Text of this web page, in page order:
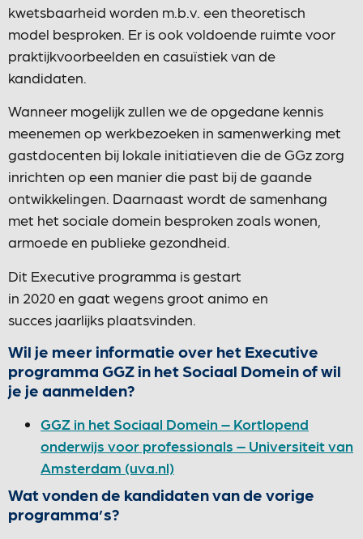
kwetsbaarheid worden m.b.v. een theoretisch
model besproken. Er is ook voldoende ruimte voor
praktijkvoorbeelden en casuïstiek van de
kandidaten.
Wanneer mogelijk zullen we de opgedane kennis
meenemen op werkbezoeken in samenwerking met
gastdocenten bij lokale initiatieven die de GGz zorg
inrichten op een manier die past bij de gaande
ontwikkelingen. Daarnaast wordt de samenhang
met het sociale domein besproken zoals wonen,
armoede en publieke gezondheid.
Dit Executive programma is gestart
in 2020 en gaat wegens groot animo en
succes jaarlijks plaatsvinden.
Wil je meer informatie over het Executive
programma GGZ in het Sociaal Domein of wil
je je aanmelden?
GGZ in het Sociaal Domein – Kortlopend
onderwijs voor professionals – Universiteit van
Amsterdam (uva.nl)
Wat vonden de kandidaten van de vorige
programma’s?